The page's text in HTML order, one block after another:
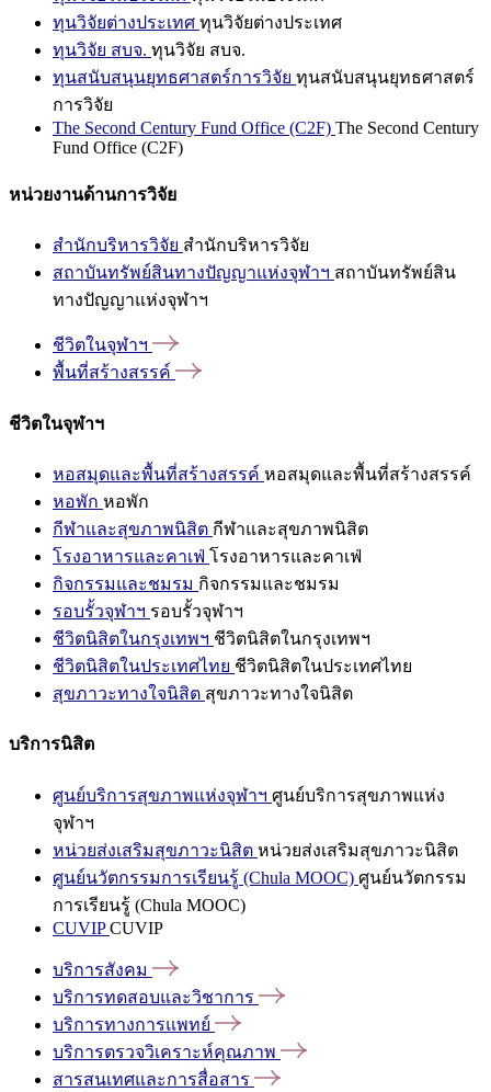
ทุนวิจัยต่างประเทศ ทุนวิจัยต่างประเทศ
ทุนวิจัย สบจ. ทุนวิจัย สบจ.
ทุนสนับสนุนยุทธศาสตร์การวิจัย ทุนสนับสนุนยุทธศาสตร์
การวิจัย
The Second Century Fund Office (C2F) The Second Century
Fund Office (C2F)
หน่วยงานด้านการวิจัย
สำนักบริหารวิจัย สำนักบริหารวิจัย
สถาบันทรัพย์สินทางปัญญาแห่งจุฬาฯ สถาบันทรัพย์สิน
ทางปัญญาแห่งจุฬาฯ
ชีวิตในจุฬาฯ
พื้นที่สร้างสรรค์
ชีวิตในจุฬาฯ
หอสมุดและพื้นที่สร้างสรรค์ หอสมุดและพื้นที่สร้างสรรค์
หอพัก หอพัก
กีฬาและสุขภาพนิสิต กีฬาและสุขภาพนิสิต
โรงอาหารและคาเฟ่ โรงอาหารและคาเฟ่
กิจกรรมและชมรม กิจกรรมและชมรม
รอบรั้วจุฬาฯ รอบรั้วจุฬาฯ
ชีวิตนิสิตในกรุงเทพฯ ชีวิตนิสิตในกรุงเทพฯ
ชีวิตนิสิตในประเทศไทย ชีวิตนิสิตในประเทศไทย
สุขภาวะทางใจนิสิต สุขภาวะทางใจนิสิต
บริการนิสิต
ศูนย์บริการสุขภาพแห่งจุฬาฯ ศูนย์บริการสุขภาพแห่ง
จุฬาฯ
หน่วยส่งเสริมสุขภาวะนิสิต หน่วยส่งเสริมสุขภาวะนิสิต
ศูนย์นวัตกรรมการเรียนรู้ (Chula MOOC) ศูนย์นวัตกรรม
การเรียนรู้ (Chula MOOC)
CUVIPCUVIP
บริการสังคม
บริการทดสอบและวิชาการ
บริการทางการแพทย์
บริการตรวจวิเคราะห์คุณภาพ
สารสนเทศและการสื่อสาร